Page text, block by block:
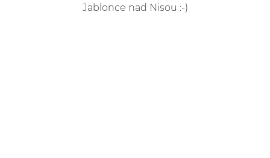
Jablonce nad Nisou :-)